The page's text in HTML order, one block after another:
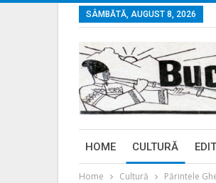
SÂMBĂTĂ, AUGUST 8, 2026
HOME CULTURĂ
Home Cultură Părintele